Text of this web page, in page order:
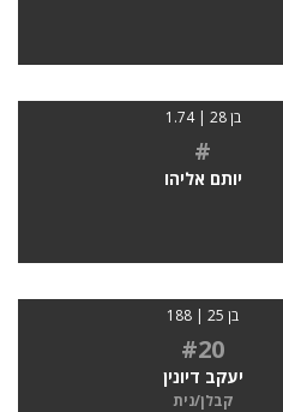
בן 28 | 1.74
#
יותם אליהו
בן 25 | 188
#20
יעקב דיונין
קבלן/נית